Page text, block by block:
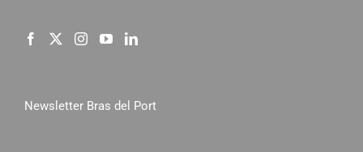
Newsletter Bras del Port